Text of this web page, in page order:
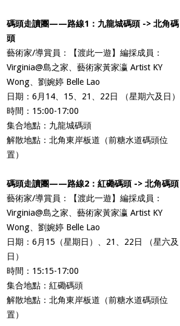
碼頭走讀團——路線1：九龍城碼頭 -> 北角碼
頭
藝術家/導賞員：【渡此一遊】編採成員：
Virginia@島之家、藝術家黃家瀛 Artist KY
Wong、劉婉婷 Belle Lao
日期：6月14、15、21、 22日 （星期六及日）
時間：15:00-17:00
集合地點：九龍城碼頭
解散地點：北角東岸板道（前糖水道碼頭位
置）
碼頭走讀團——路線2：紅磡碼頭 -> 北角碼頭
藝術家/導賞員：【渡此一遊】編採成員：
Virginia@島之家、藝術家黃家瀛 Artist KY
Wong、劉婉婷 Belle Lao
日期：6月15（星期日）、21、22日 （星六及
日）
時間：15:15-17:00
集合地點：紅磡碼頭
解散地點：北角東岸板道（前糖水道碼頭位
置）